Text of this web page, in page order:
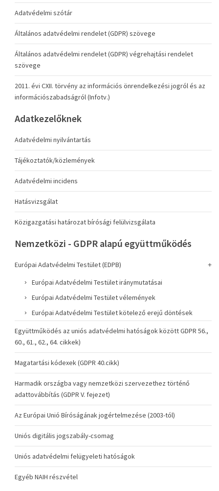
Adatvédelmi szótár
Általános adatvédelmi rendelet (GDPR) szövege
Általános adatvédelmi rendelet (GDPR) végrehajtási rendelet
szövege
2011. évi CXII. törvény az információs önrendelkezési jogról és az
információszabadságról (Infotv.)
Adatkezelőknek
Adatvédelmi nyilvántartás
Tájékoztatók/közlemények
Adatvédelmi incidens
Hatásvizsgálat
Közigazgatási határozat bírósági felülvizsgálata
Nemzetközi - GDPR alapú együttműködés
Európai Adatvédelmi Testület (EDPB)
Európai Adatvédelmi Testület iránymutatásai
Európai Adatvédelmi Testület vélemények
Európai Adatvédelmi Testület kötelező erejű döntések
Együttműködés az uniós adatvédelmi hatóságok között GDPR 56.,
60., 61., 62., 64. cikkek)
Magatartási kódexek (GDPR 40.cikk)
Harmadik országba vagy nemzetközi szervezethez történő
adattovábbítás (GDPR V. fejezet)
Az Európai Unió Bíróságának jogértelmezése (2003-tól)
Uniós digitális jogszabály-csomag
Uniós adatvédelmi felügyeleti hatóságok
Egyéb NAIH részvétel